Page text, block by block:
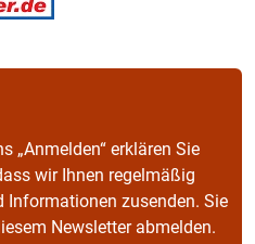
„Anmelden“ erklären Sie
wir Ihnen regelmäßig
Informationen zusenden. Sie
Newsletter abmelden.